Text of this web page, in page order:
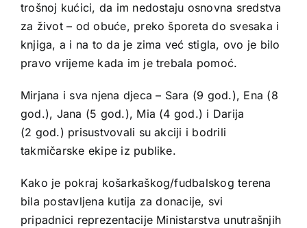
trošnoj kućici, da im nedostaju osnovna sredstva
za život – od obuće, preko šporeta do svesaka i
knjiga, a i na to da je zima već stigla, ovo je bilo
pravo vrijeme kada im je trebala pomoć.
Mirjana i sva njena djeca – Sara (9 god.), Ena (8
god.), Jana (5 god.), Mia (4 god.) i Darija
(2 god.) prisustvovali su akciji i bodrili
takmičarske ekipe iz publike.
Kako je pokraj košarkaškog/fudbalskog terena
bila postavljena kutija za donacije, svi
pripadnici reprezentacije Ministarstva unutrašnjih